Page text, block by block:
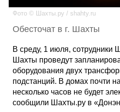
Карты
Фото © Шахты.ру / shahty.ru
Обесточат в г. Шахты
В среду, 1 июля,
Шахты проведут
оборудования двух
подстанций. В домах почти
несколько часов не будет
сообщили Шахты.ру в